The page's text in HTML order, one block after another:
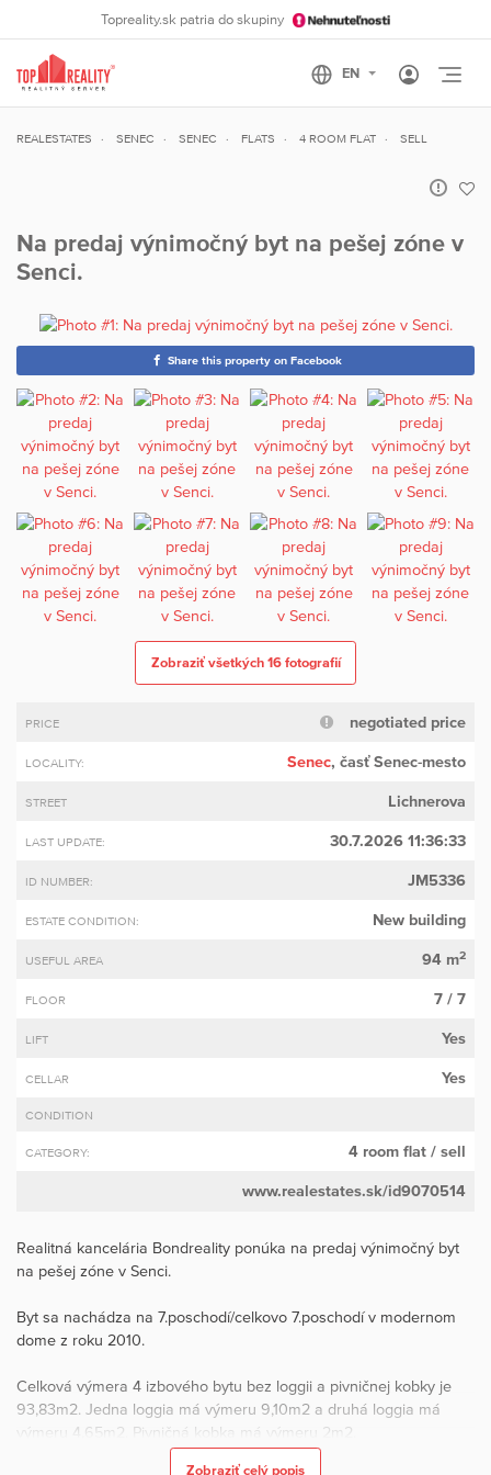
Topreality.sk patria do skupiny
REALESTATES SENEC SENEC FLATS 4 ROOM FLAT SELL
Na predaj výnimočný byt na pešej zóne v
Senci.
Share this property on Facebook
Zobraziť všetkých 16 fotografií
PRICE negotiated price
LOCALITY: Senec, časť Senec-mesto
STREET Lichnerova
LAST UPDATE: 30.7.2026 11:36:33
ID NUMBER: JM5336
ESTATE CONDITION: New building
USEFUL AREA 94 m2
FLOOR 7 / 7
LIFT Yes
CELLAR Yes
CONDITION
CATEGORY: 4 room flat / sell
www.realestates.sk/id9070514
Realitná kancelária Bondreality ponúka na predaj výnimočný byt
na pešej zóne v Senci.
Byt sa nachádza na 7.poschodí/celkovo 7.poschodí v modernom
dome z roku 2010.
Celková výmera 4 izbového bytu bez loggii a pivničnej kobky je
93,83m2. Jedna loggia má výmeru 9,10m2 a druhá loggia má
výmeru 4,65m2. Pivničná kobka má výmeru 2m2.
Zobraziť celý popis